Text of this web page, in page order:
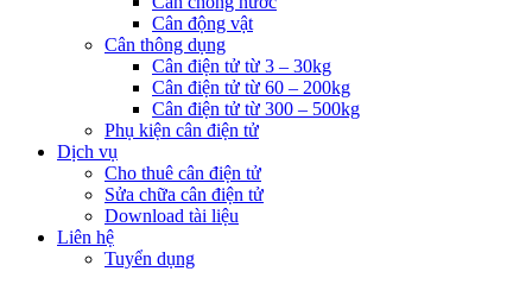
Cân động vật
Cân thông dụng
Cân điện tử từ 3 – 30kg
Cân điện tử từ 60 – 200kg
Cân điện tử từ 300 – 500kg
Phụ kiện cân điện tử
Dịch vụ
Cho thuê cân điện tử
Sửa chữa cân điện tử
Download tài liệu
Liên hệ
Tuyển dụng